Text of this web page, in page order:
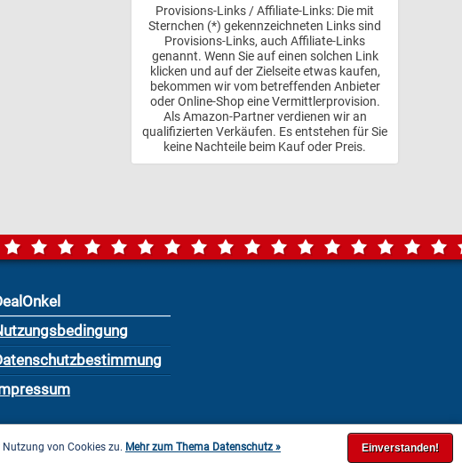
Provisions-Links / Affiliate-Links: Die mit
Sternchen (*) gekennzeichneten Links sind
Provisions-Links, auch Affiliate-Links
genannt. Wenn Sie auf einen solchen Link
klicken und auf der Zielseite etwas kaufen,
bekommen wir vom betreffenden Anbieter
oder Online-Shop eine Vermittlerprovision.
Als Amazon-Partner verdienen wir an
qualifizierten Verkäufen. Es entstehen für Sie
keine Nachteile beim Kauf oder Preis.
von Cookies zu. Mehr zum Thema Datenschutz »